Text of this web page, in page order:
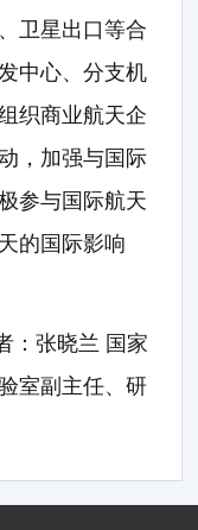
卫星出口等合
中心、分支机
织商业航天企
，加强与国际
参与国际航天
的国际影响
：张晓兰 国家
室副主任、研